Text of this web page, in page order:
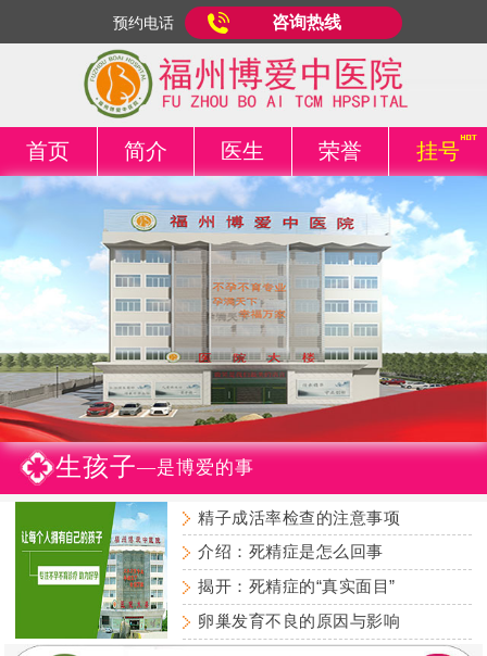
预约电话 咨询热线
首页 简介 医生 荣誉 挂号
生孩子—是博爱的事
精子成活率检查的注意事项
介绍：死精症是怎么回事
揭开：死精症的“真实面目”
卵巢发育不良的原因与影响